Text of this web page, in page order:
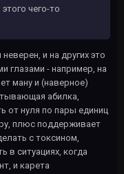
чего-то
и на других это
глазами - например, на
ману и (наверное)
абилка,
от нуля по пары единиц
плюс поддерживает
с токсином,
в ситуациях, когда
и карета